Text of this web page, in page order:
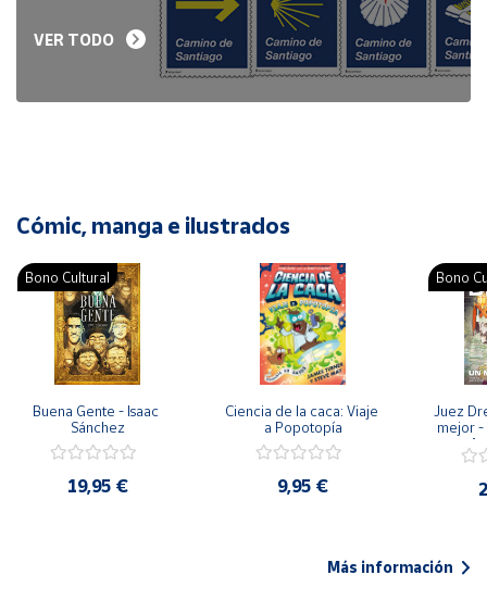
VER TODO
Cómic, manga e ilustrados
Bono Cultural
Buena Gente - Isaac
Sánchez
19,95 €
Ciencia de la caca: Viaje
a Popotopía
9,95 €
Bono
Juez
mejor -
Más información